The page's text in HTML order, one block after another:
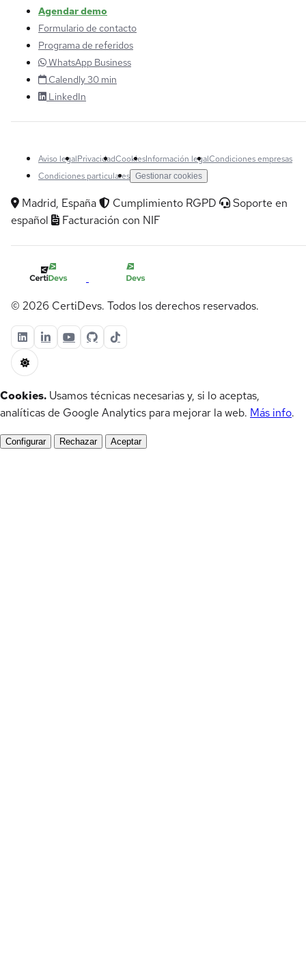
Agendar demo
Formulario de contacto
Programa de referidos
WhatsApp Business
Calendly 30 min
LinkedIn
Aviso legalPrivacidadCookiesInformación legalCondiciones empresas
Condiciones particulares Gestionar cookies
Madrid, España Cumplimiento RGPD
Soporte en
español
Facturación con NIF
© 2026 CertiDevs. Todos los derechos reservados.
Cookies. Usamos técnicas necesarias y, si lo aceptas,
analíticas de Google Analytics para mejorar la web. Más info.
Configurar Rechazar Aceptar